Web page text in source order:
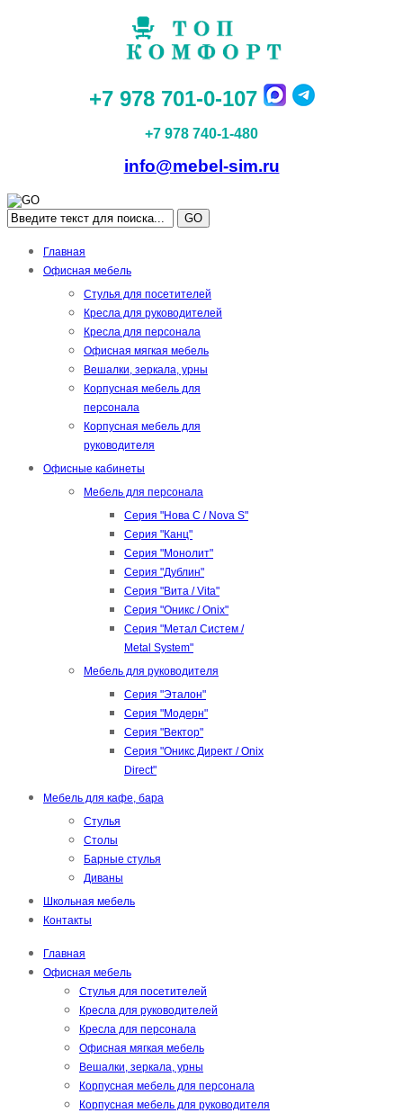
+7 978 701-0-107
+7 978 740-1-480
info@mebel-sim.ru
GO
Главная
Офисная мебель
Стулья для посетителей
Кресла для руководителей
Кресла для персонала
Офисная мягкая мебель
Вешалки, зеркала, урны
Корпусная мебель для
персонала
Корпусная мебель для
руководителя
Офисные кабинеты
Мебель для персонала
Серия "Нова С / Nova S"
Серия "Канц"
Серия "Монолит"
Серия "Дублин"
Серия "Вита / Vita"
Серия "Оникс / Onix"
Серия "Метал Систем /
Metal System"
Мебель для руководителя
Серия "Эталон"
Серия "Модерн"
Серия "Вектор"
Серия "Оникс Директ / Onix
Direct"
Мебель для кафе, бара
Стулья
Столы
Барные стулья
Диваны
Школьная мебель
Контакты
Главная
Офисная мебель
Стулья для посетителей
Кресла для руководителей
Кресла для персонала
Офисная мягкая мебель
Вешалки, зеркала, урны
Корпусная мебель для персонала
Корпусная мебель для руководителя